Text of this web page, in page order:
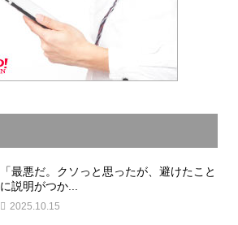
「最悪だ。クソっと思ったが、避けたこと
に説明がつか...
2025.10.15